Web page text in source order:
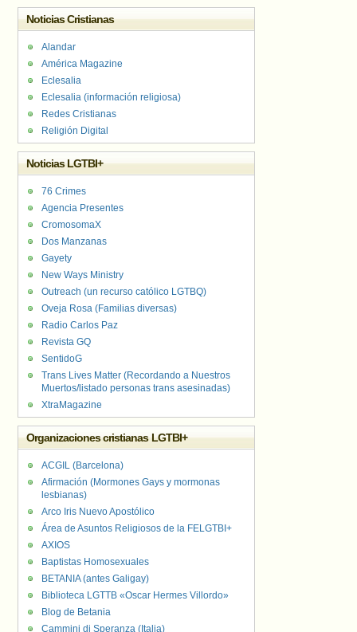
Noticias Cristianas
Alandar
América Magazine
Eclesalia
Eclesalia (información religiosa)
Redes Cristianas
Religión Digital
Noticias LGTBI+
76 Crimes
Agencia Presentes
CromosomaX
Dos Manzanas
Gayety
New Ways Ministry
Outreach (un recurso católico LGTBQ)
Oveja Rosa (Familias diversas)
Radio Carlos Paz
Revista GQ
SentidoG
Trans Lives Matter (Recordando a Nuestros
Muertos/listado personas trans asesinadas)
XtraMagazine
Organizaciones cristianas LGTBI+
ACGIL (Barcelona)
Afirmación (Mormones Gays y mormonas
lesbianas)
Arco Iris Nuevo Apostólico
Área de Asuntos Religiosos de la FELGTBI+
AXIOS
Baptistas Homosexuales
BETANIA (antes Galigay)
Biblioteca LGTTB «Oscar Hermes Villordo»
Blog de Betania
Cammini di Speranza (Italia)